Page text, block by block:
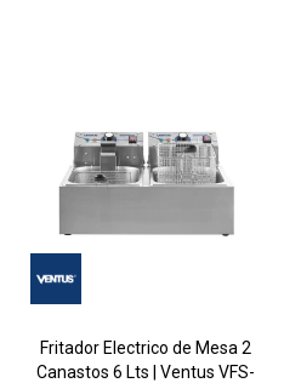
Fritador Electrico de Mesa 2
Canastos 6 Lts | Ventus VFS-